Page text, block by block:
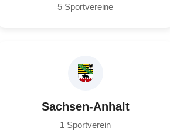
5 Sportvereine
Sachsen-Anhalt
1 Sportverein